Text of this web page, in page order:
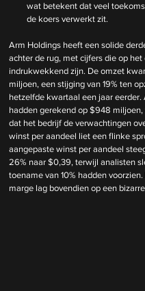
wat betekent dat veel
de koers verwerkt zit.
Arm Holdings heeft een solide
achter de rug, met cijfers die op
indrukwekkend zijn. De omzet
miljoen, een stijging van 19% ten
hetzelfde kwartaal een jaar eerder.
hadden gerekend op $948
dat het bedrijf de verwachtingen
winst per aandeel liet een flinke
aangepaste winst per aandeel
26% naar $0,39, terwijl analisten
toename van 10% hadden
marge lag bovendien op een